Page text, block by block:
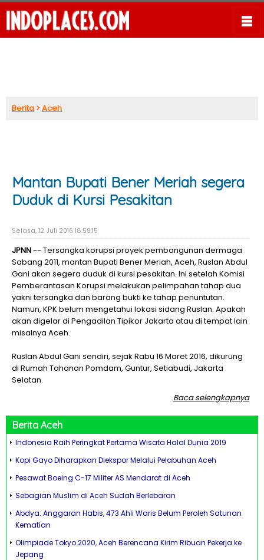
Berita >Aceh
Mantan Bupati Bener Meriah segera
Duduk di Kursi Pesakitan
Selasa, 12 Juli 2016 18:59:15
JPNN-- Tersangka korupsi proyek pembangunan dermaga
Sabang 2011, mantan Bupati Bener Meriah, Aceh, Ruslan Abdul
Gani akan segera duduk di kursi pesakitan. Ini setelah Komisi
Pemberantasan Korupsi melakukan pelimpahan tahap dua
yakni tersangka dan barang bukti ke tahap penuntutan.
Namun, KPK belum mengetahui lokasi sidang Ruslan. Apakah
akan digelar di Pengadilan Tipikor Jakarta atau di tempat lain
misalnya Aceh.
Ruslan Abdul Gani sendiri, sejak Rabu 16 Maret 2016, dikurung
di Rumah Tahanan Pomdam, Guntur, Setiabudi, Jakarta
Selatan.
Baca selengkapnya
Berita Aceh
Indonesia Raih Peringkat Pertama Wisata Halal Dunia 2019
Kopi Gayo Diharapkan Diekspor Melalui Pelabuhan Aceh
Pesawat Boeing C-17 Militer AS Mendarat di Aceh
Sebagian Muslim di Aceh Sudah Berlebaran
Abdya: Anggaran Habis, 473 Ahli Waris Belum Peroleh Satunan
Kematian
Olimpiade Tokyo 2020, Aceh Berencana Kirim Ribuan Pekerja ke
Jepang